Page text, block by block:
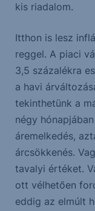
kis riadalom.
Itthon is lesz
reggel. A piaci
3,5 százalékra
a havi
tekinthetünk a
négy
áremelkedés,
árcsökkenés.
tavalyi értéket.
ott vélhetően
eddig az elmúlt